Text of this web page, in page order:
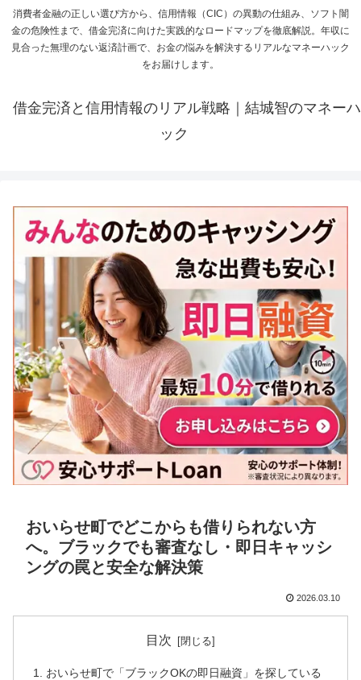
消費者金融の正しい選び方から、信用情報（CIC）の異動の仕組み、ソフト闇
金の危険性まで、借金完済に向けた実践的なロードマップを徹底解説。年収に
見合った無理のない返済計画で、お金の悩みを解決するリアルなマネーハック
をお届けします。
借金完済と信用情報のリアル戦略｜結城智のマネーハ
ック
おいらせ町でどこからも借りられない方
へ。ブラックでも審査なし・即日キャッシ
ングの罠と安全な解決策
2026.03.10
目次
おいらせ町で「ブラックOKの即日融資」を探している